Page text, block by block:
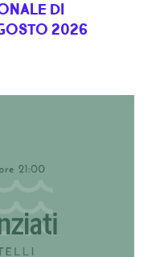
DI
2026